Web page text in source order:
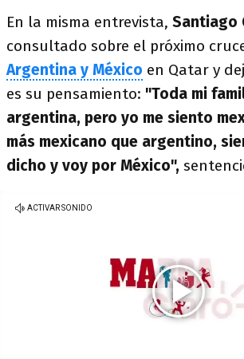
En la misma entrevista, Santiago
consultado sobre el próximo
Argentina y México en Qatar y
es su pensamiento: "Toda mi
argentina, pero yo me siento
más mexicano que argentino,
dicho y voy por México",